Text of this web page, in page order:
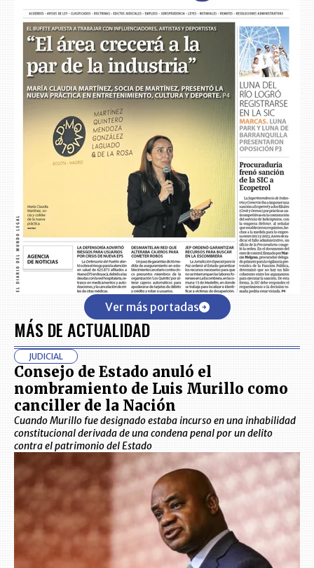
Ver más portadas
MÁS DE ACTUALIDAD
JUDICIAL
Consejo de Estado anuló el
nombramiento de Luis Murillo como
canciller de la Nación
Cuando Murillo fue designado estaba incurso en una inhabilidad
constitucional derivada de una condena penal por un delito
contra el patrimonio del Estado